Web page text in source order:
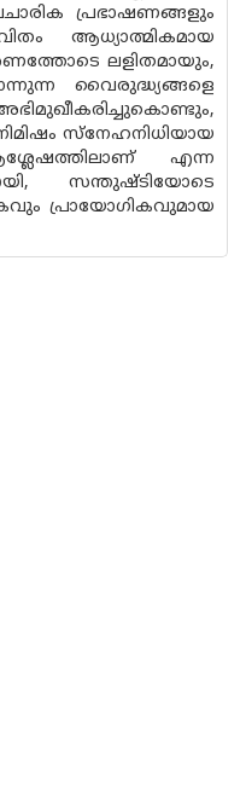
പ്രഭാഷണങ്ങളും
ആധ്യാത്മികമായ
ലളിതമായും,
വൈരുദ്ധ്യങ്ങളെ
സ്നേഹനിധിയായ
എന്ന
സന്തുഷ്‌ടിയോടെ
പ്രായോഗികവുമായ